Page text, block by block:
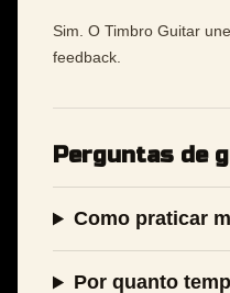
Sim. O Timbro Guitar
feedback.
Perguntas de
Como praticar
Por quanto